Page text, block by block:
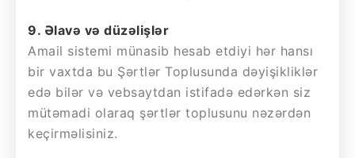
9. Əlavə və düzəlişlər
Amail sistemi münasib hesab etdiyi hər hansı
bir vaxtda bu Şərtlər Toplusunda dəyişikliklər
edə bilər və vebsaytdan istifadə edərkən siz
mütəmadi olaraq şərtlər toplusunu nəzərdən
keçirməlisiniz.